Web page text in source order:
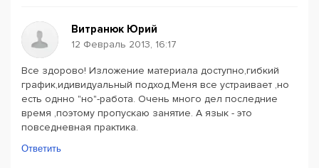
Витранюк Юрий
12 Февраль 2013, 16:17
Все здорово! Изложение материала доступно,гибкий
график,идивидуальный подход.Меня все устраивает ,но
есть однно "но"-работа. Очень много дел последние
время ,поэтому пропускаю занятие. А язык - это
повседневная практика.
Ответить